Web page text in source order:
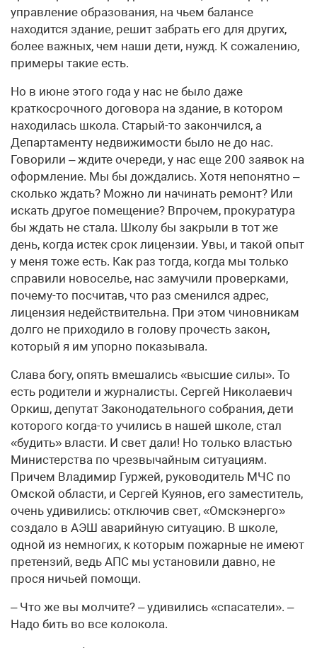
управление образования, на чьем балансе
находится здание, решит забрать его для других,
более важных, чем наши дети, нужд. К сожалению,
примеры такие есть.
Но в июне этого года у нас не было даже
краткосрочного договора на здание, в котором
находилась школа. Старый-то закончился, а
Департаменту недвижимости было не до нас.
Говорили – ждите очереди, у нас еще 200 заявок на
оформление. Мы бы дождались. Хотя непонятно –
сколько ждать? Можно ли начинать ремонт? Или
искать другое помещение? Впрочем, прокуратура
бы ждать не стала. Школу бы закрыли в тот же
день, когда истек срок лицензии. Увы, и такой опыт
у меня тоже есть. Как раз тогда, когда мы только
справили новоселье, нас замучили проверками,
почему-то посчитав, что раз сменился адрес,
лицензия недействительна. При этом чиновникам
долго не приходило в голову прочесть закон,
который я им упорно показывала.
Слава богу, опять вмешались «высшие силы». То
есть родители и журналисты. Сергей Николаевич
Оркиш, депутат Законодательного собрания, дети
которого когда-то учились в нашей школе, стал
«будить» власти. И свет дали! Но только властью
Министерства по чрезвычайным ситуациям.
Причем Владимир Гуржей, руководитель МЧС по
Омской области, и Сергей Куянов, его заместитель,
очень удивились: отключив свет, «Омскэнерго»
создало в АЭШ аварийную ситуацию. В школе,
одной из немногих, к которым пожарные не имеют
претензий, ведь АПС мы установили давно, не
прося ничьей помощи.
– Что же вы молчите? – удивились «спасатели». –
Надо бить во все колокола.